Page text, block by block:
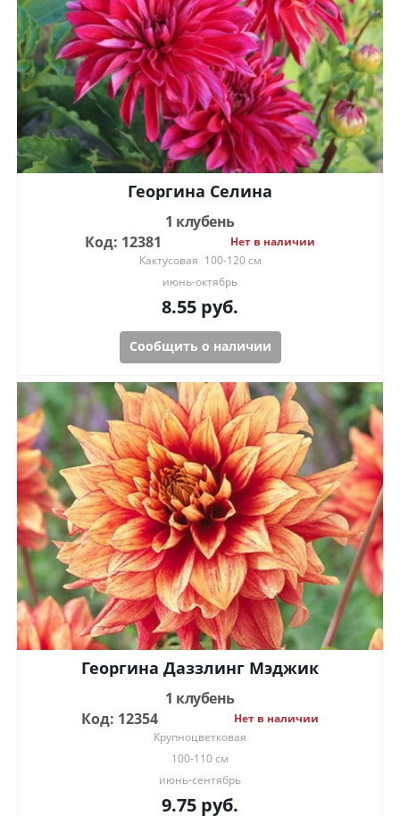
Георгина Селина
1 клубень
Код: 12381
Нет в наличии
Кактусовая 100-120 см
июнь-октябрь
8.55 руб.
Сообщить о наличии
Георгина Даззлинг Мэджик
1 клубень
Код: 12354
Нет в наличии
Крупноцветковая
100-110 см
июнь-сентябрь
9.75 руб.